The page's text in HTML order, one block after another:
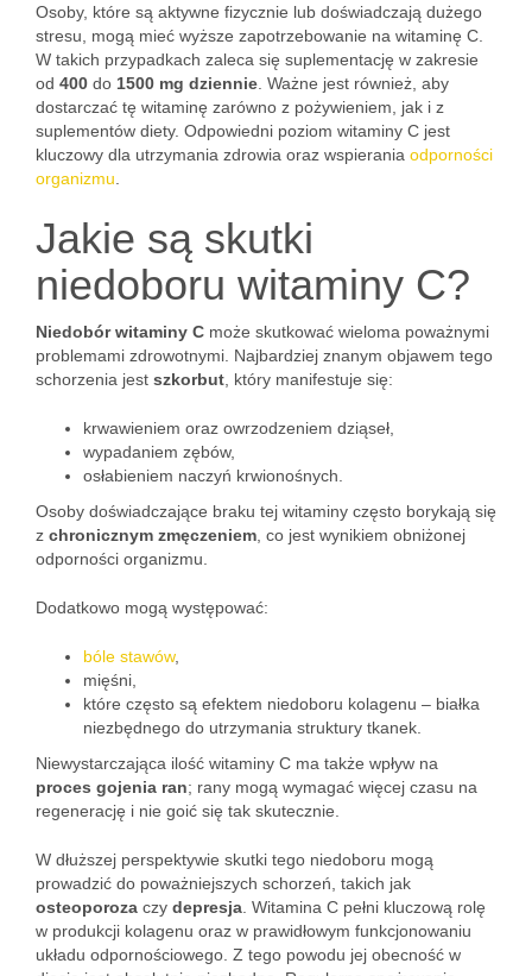
Osoby, które są aktywne fizycznie lub doświadczają dużego
stresu, mogą mieć wyższe zapotrzebowanie na witaminę C.
W takich przypadkach zaleca się suplementację w zakresie
od 400 do 1500 mg dziennie . Ważne jest również, aby
dostarczać tę witaminę zarówno z pożywieniem, jak i z
suplementów diety. Odpowiedni poziom witaminy C jest
kluczowy dla utrzymania zdrowia oraz wspierania odporności
organizmu
Jakie są skutki
niedoboru witaminy C?
Niedobór witaminy C może skutkować wieloma poważnymi
problemami zdrowotnymi. Najbardziej znanym objawem tego
schorzenia jest szkorbut , który manifestuje się:
krwawieniem oraz owrzodzeniem dziąseł,
wypadaniem zębów,
osłabieniem naczyń krwionośnych.
Osoby doświadczające braku tej witaminy często borykają się
z chronicznym zmęczeniem , co jest wynikiem obniżonej
odporności organizmu.
Dodatkowo mogą występować:
bóle stawów,
mięśni,
które często są efektem niedoboru kolagenu – białka
niezbędnego do utrzymania struktury tkanek.
Niewystarczająca ilość witaminy C ma także wpływ na
proces gojenia ran; rany mogą wymagać więcej czasu na
regenerację i nie goić się tak skutecznie.
W dłuższej perspektywie skutki tego niedoboru mogą
prowadzić do poważniejszych schorzeń, takich jak
osteoporoza czy depresja . Witamina C pełni kluczową rolę
w produkcji kolagenu oraz w prawidłowym funkcjonowaniu
układu odpornościowego. Z tego powodu jej obecność w